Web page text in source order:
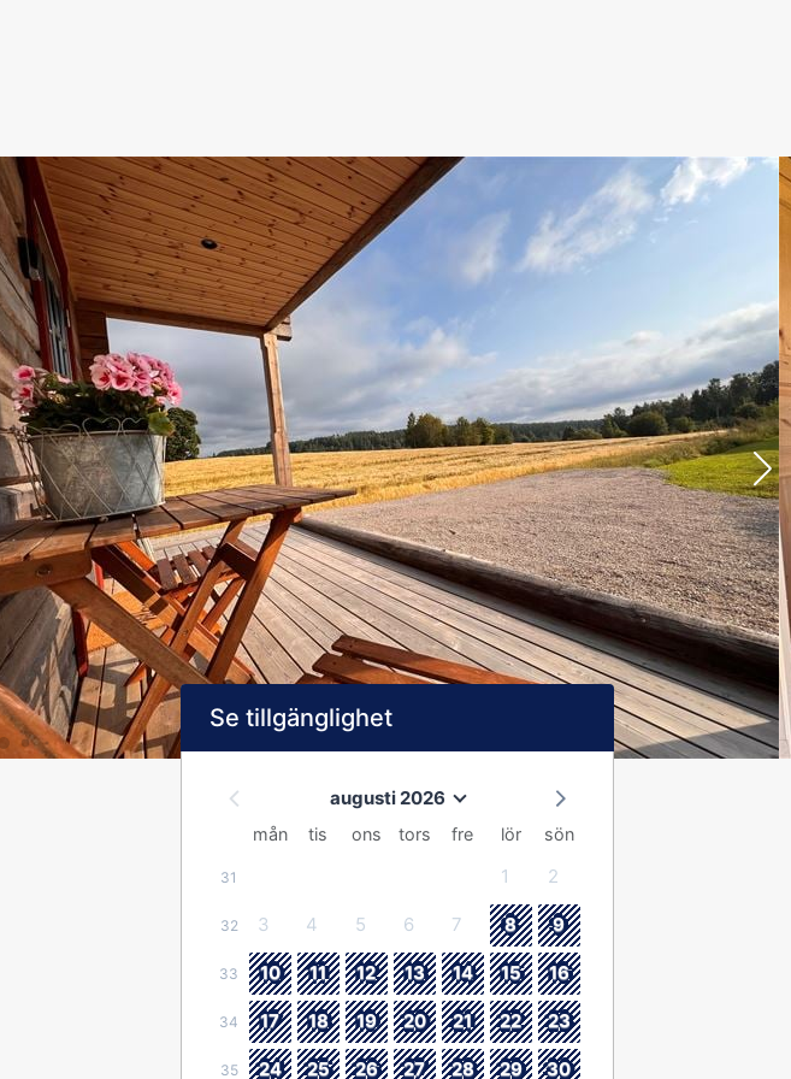
Se tillgänglighet
augusti 2026
mån tis ons tors fre lör sön
31 1 2
32 3 4 5 6 7 8 9
33 10 11 12 13 14 15 16
34 17 18 19 20 21 22 23
35 24 25 26 27 28 29 30